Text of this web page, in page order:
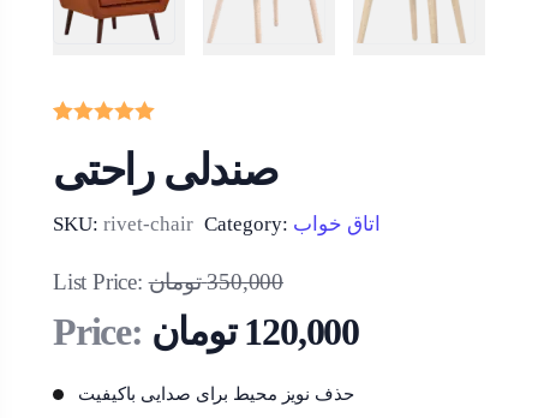
صندلی راحتی
out of 5
based on
customer
rating
List Price: 350,000 تومان
Price: 120,000 تومان
حذف نویز محیط برای صدایی باکیفیت
SKU: rivet-chair Category: اتاق خواب